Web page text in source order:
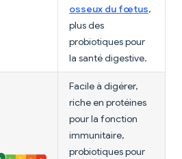
osseux du fœtus,
plus des
probiotiques pour
la santé digestive.
Facile à digérer,
riche en protéines
pour la fonction
immunitaire,
probiotiques pour